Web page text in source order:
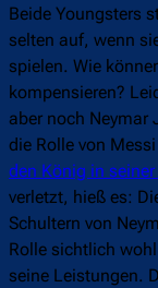
Beide Youngsters
selten auf, wenn
spielen. Wie
kompensieren?
aber noch Neymar
die Rolle von
den König in
verletzt, hieß es:
Schultern von
Rolle sichtlich
seine Leistungen.